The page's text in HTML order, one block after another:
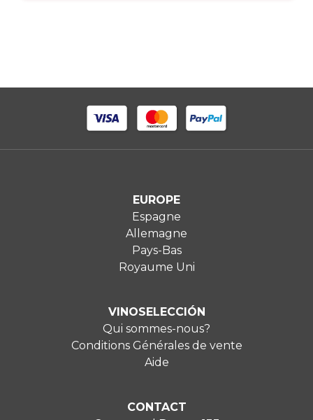
EUROPE
Espagne
Allemagne
Pays-Bas
Royaume Uni
VINOSELECCIÓN
Qui sommes-nous?
Conditions Générales de vente
Aide
CONTACT